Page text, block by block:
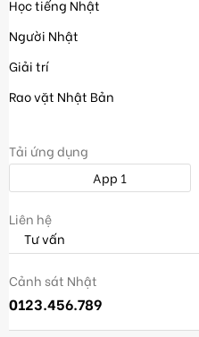
Học tiếng Nhật
Người Nhật
Giải trí
Rao vặt Nhật Bản
Tải ứng dụng
App 1
Liên hệ
Tư vấn
Cảnh sát Nhật
0123.456.789